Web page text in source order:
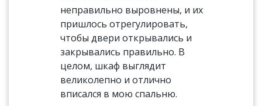
неправильно выровнены, и их
пришлось отрегулировать,
чтобы двери открывались и
закрывались правильно. В
целом, шкаф выглядит
великолепно и отлично
вписался в мою спальню.